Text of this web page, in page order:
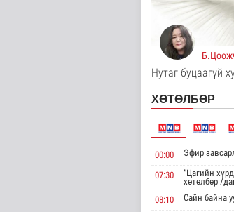
7
7
7
Нутаг буцаагүй
ХӨТӨЛБӨР
00:00 Эфир
07:30
“Цагийн
хөтөлбөр /
08:10
Сайн байна